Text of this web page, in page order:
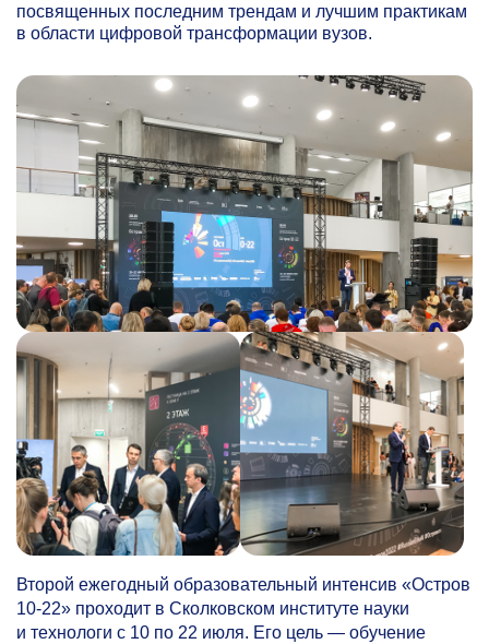
посвященных последним трендам и лучшим практикам
в области цифровой трансформации вузов.
Второй ежегодный образовательный интенсив «Остров
10-22» проходит в Сколковском институте науки
и технологи с 10 по 22 июля. Его цель — обучение